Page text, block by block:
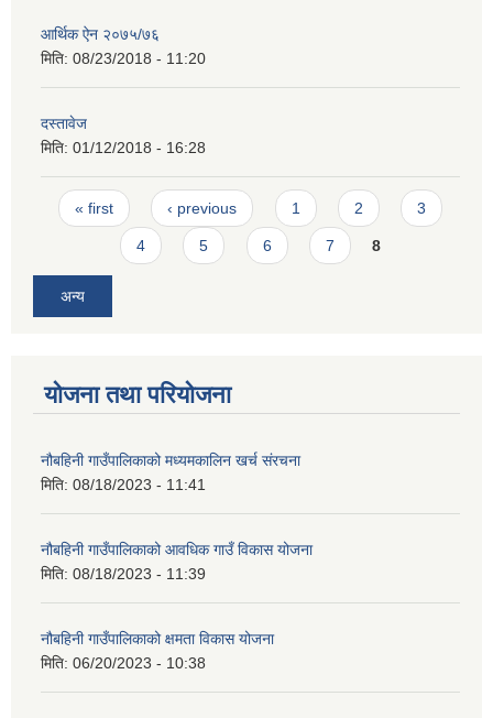
आर्थिक ऐन २०७५/७६
मिति: 08/23/2018 - 11:20
दस्तावेज
मिति: 01/12/2018 - 16:28
Pages
« first ‹ previous 1 2 3
4 5 6 7 8
अन्य
योजना तथा परियोजना
नौबहिनी गाउँपालिकाको मध्यमकालिन खर्च संरचना
मिति: 08/18/2023 - 11:41
नौबहिनी गाउँपालिकाको आवधिक गाउँ विकास योजना
मिति: 08/18/2023 - 11:39
नौबहिनी गाउँपालिकाको क्षमता विकास योजना
मिति: 06/20/2023 - 10:38